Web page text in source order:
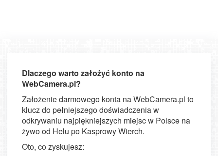
Dlaczego warto założyć konto na
WebCamera.pl?
Założenie darmowego konta na WebCamera.pl to
klucz do pełniejszego doświadczenia w
odkrywaniu najpiękniejszych miejsc w Polsce na
żywo od Helu po Kasprowy Wierch.
Oto, co zyskujesz: